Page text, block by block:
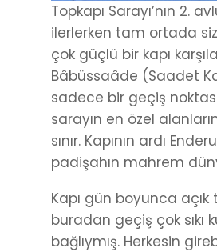
Topkapı Sarayı’nın 2.
ilerlerken tam ortada
çok güçlü bir kapı
Bâbüssaâde (Saadet
sadece bir geçiş
sarayın en özel
sınır. Kapının ardı
padişahın mahrem
Kapı gün boyunca
buradan geçiş çok sıkı
bağlıymış. Herkesin